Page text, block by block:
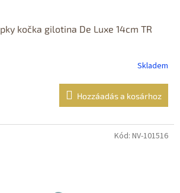
kočka gilotina De Luxe 14cm TR
Skladem
Hozzáadás a kosárhoz
Kód: NV-101516